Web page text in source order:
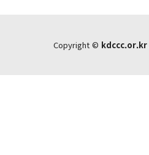
Copyright © kdccc.or.kr